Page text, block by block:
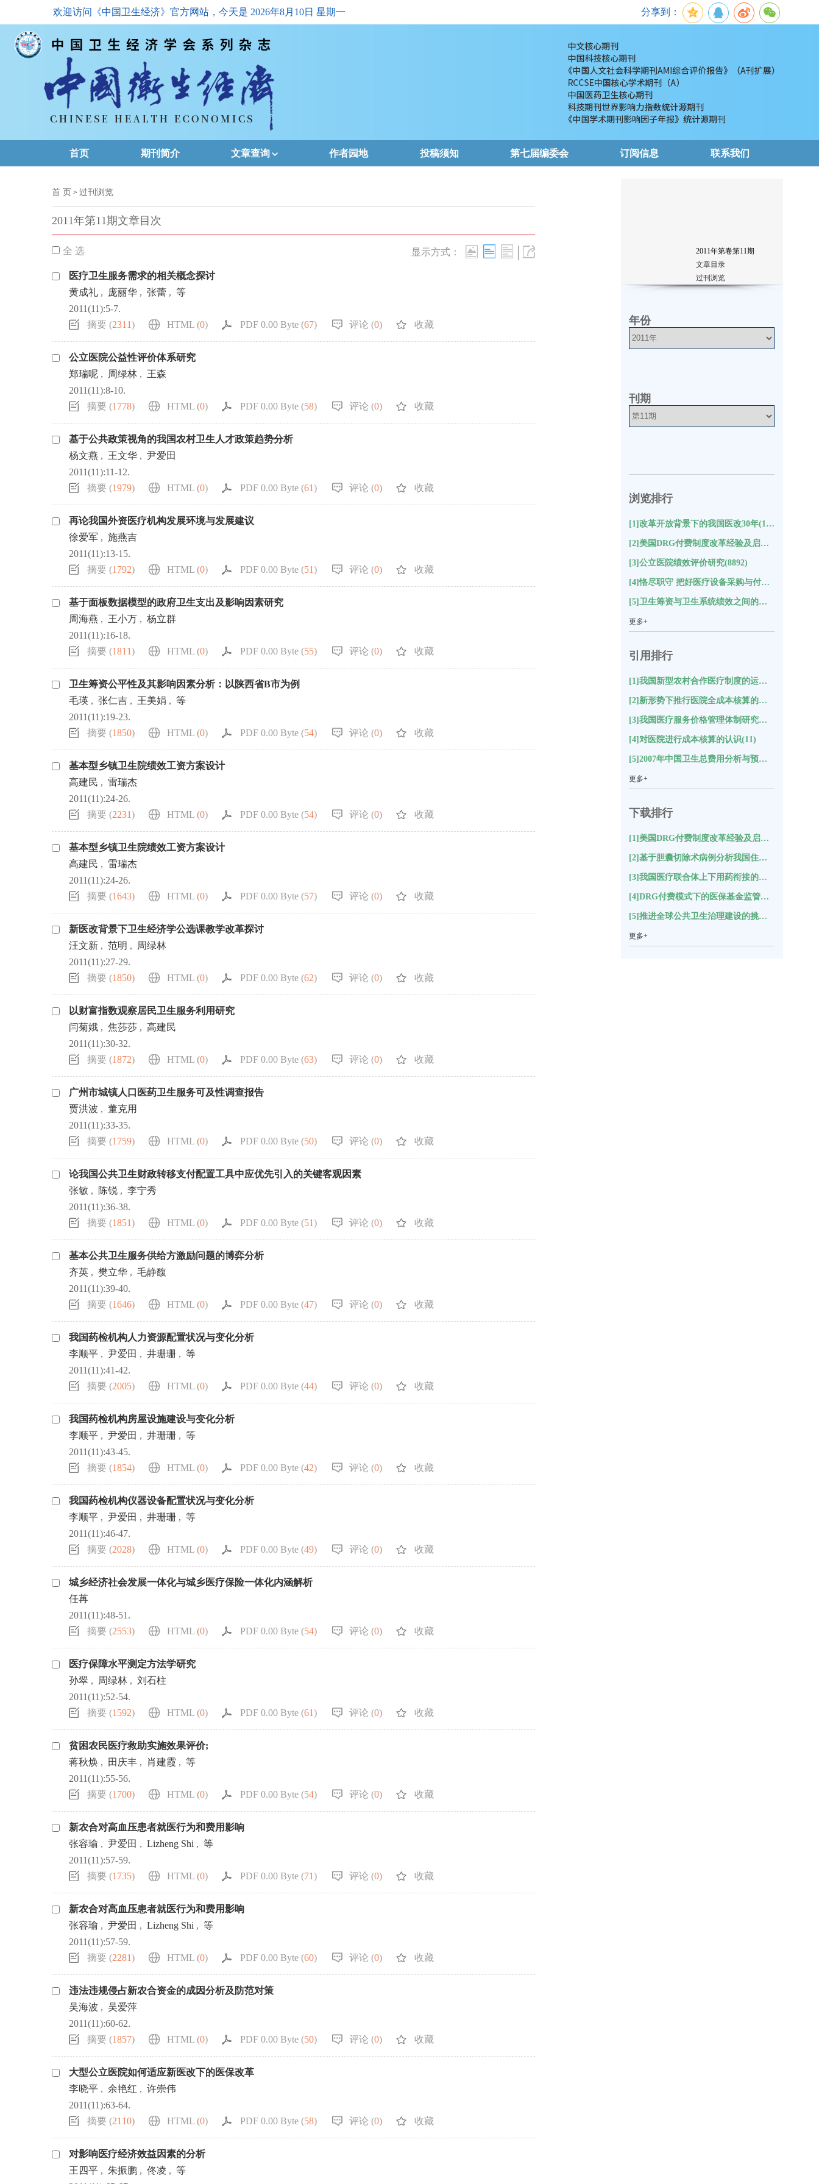
欢迎访问《中国卫生经济》官方网站，今天是 2026年8月10日 星期一 分享到：
首页 期刊简介 文章查询
高级查询
作者园地 投稿须知 第七届编委会 订阅信息 联系我们
首 页 > 过刊浏览
2011年第11期文章目次
全 选 显示方式： |
医疗卫生服务需求的相关概念探讨
黄成礼 , 庞丽华 , 张蕾 , 等
2011(11):5-7.
摘要 (2311) HTML (0) PDF 0.00 Byte (67) 评论 (0) 收藏
公立医院公益性评价体系研究
郑瑞呢 , 周绿林 , 王森
2011(11):8-10.
摘要 (1778) HTML (0) PDF 0.00 Byte (58) 评论 (0) 收藏
基于公共政策视角的我国农村卫生人才政策趋势分析
杨文燕 , 王文华 , 尹爱田
2011(11):11-12.
摘要 (1979) HTML (0) PDF 0.00 Byte (61) 评论 (0) 收藏
再论我国外资医疗机构发展环境与发展建议
徐爱军 , 施燕吉
2011(11):13-15.
摘要 (1792) HTML (0) PDF 0.00 Byte (51) 评论 (0) 收藏
基于面板数据模型的政府卫生支出及影响因素研究
周海燕 , 王小万 , 杨立群
2011(11):16-18.
摘要 (1811) HTML (0) PDF 0.00 Byte (55) 评论 (0) 收藏
卫生筹资公平性及其影响因素分析：以陕西省B市为例
毛瑛 , 张仁吉 , 王美娟 , 等
2011(11):19-23.
摘要 (1850) HTML (0) PDF 0.00 Byte (54) 评论 (0) 收藏
基本型乡镇卫生院绩效工资方案设计
高建民 , 雷瑞杰
2011(11):24-26.
摘要 (2231) HTML (0) PDF 0.00 Byte (54) 评论 (0) 收藏
基本型乡镇卫生院绩效工资方案设计
高建民 , 雷瑞杰
2011(11):24-26.
摘要 (1643) HTML (0) PDF 0.00 Byte (57) 评论 (0) 收藏
新医改背景下卫生经济学公选课教学改革探讨
汪文新 , 范明 ,
周绿林
2011(11):27-29.
摘要 (1850) HTML (0) PDF 0.00 Byte (62) 评论 (0) 收藏
以财富指数观察居民卫生服务利用研究
闫菊娥 , 焦莎莎 , 高建民
2011(11):30-32.
摘要 (1872) HTML (0) PDF 0.00 Byte (63) 评论 (0) 收藏
广州市城镇人口医药卫生服务可及性调查报告
贾洪波 , 董克用
2011(11):33-35.
摘要 (1759) HTML (0) PDF 0.00 Byte (50) 评论 (0) 收藏
论我国公共卫生财政转移支付配置工具中应优先引入的关键客观因素
张敏 , 陈锐 , 李宁秀
2011(11):36-38.
摘要 (1851) HTML (0) PDF 0.00 Byte (51) 评论 (0) 收藏
基本公共卫生服务供给方激励问题的博弈分析
齐英 , 樊立华 , 毛静馥
2011(11):39-40.
摘要 (1646) HTML (0) PDF 0.00 Byte (47) 评论 (0) 收藏
我国药检机构人力资源配置状况与变化分析
李顺平 , 尹爱田 , 井珊珊 , 等
2011(11):41-42.
摘要 (2005) HTML (0) PDF 0.00 Byte (44) 评论 (0) 收藏
我国药检机构房屋设施建设与变化分析
李顺平 , 尹爱田 , 井珊珊 , 等
2011(11):43-45.
摘要 (1854) HTML (0) PDF 0.00 Byte (42) 评论 (0) 收藏
我国药检机构仪器设备配置状况与变化分析
李顺平 , 尹爱田 , 井珊珊 , 等
2011(11):46-47.
摘要 (2028) HTML (0) PDF 0.00 Byte (49) 评论 (0) 收藏
城乡经济社会发展一体化与城乡医疗保险一体化内涵解析
任苒
2011(11):48-51.
摘要 (2553) HTML (0) PDF 0.00 Byte (54) 评论 (0) 收藏
医疗保障水平测定方法学研究
孙翠 , 周绿林 , 刘石柱
2011(11):52-54.
摘要 (1592) HTML (0) PDF 0.00 Byte (61) 评论 (0) 收藏
贫困农民医疗救助实施效果评价;
蒋秋焕 , 田庆丰 , 肖建霞 , 等
2011(11):55-56.
摘要 (1700) HTML (0) PDF 0.00 Byte (54) 评论 (0) 收藏
新农合对高血压患者就医行为和费用影响
张容瑜 , 尹爱田 , Lizheng Shi , 等
2011(11):57-59.
摘要 (1735) HTML (0) PDF 0.00 Byte (71) 评论 (0) 收藏
新农合对高血压患者就医行为和费用影响
张容瑜 , 尹爱田 , Lizheng Shi , 等
2011(11):57-59.
摘要 (2281) HTML (0) PDF 0.00 Byte (60) 评论 (0) 收藏
违法违规侵占新农合资金的成因分析及防范对策
吴海波 , 吴爱萍
2011(11):60-62.
摘要 (1857) HTML (0) PDF 0.00 Byte (50) 评论 (0) 收藏
大型公立医院如何适应新医改下的医保改革
李晓平 , 余艳红 , 许崇伟
2011(11):63-64.
摘要 (2110) HTML (0) PDF 0.00 Byte (58) 评论 (0) 收藏
对影响医疗经济效益因素的分析
王四平 , 朱振鹏 , 佟凌 , 等
2011年第卷第11期
文章目录
过刊浏览
年份
刊期
浏览排行
[1]改革开放背景下的我国医改30年(10221)
[2]美国DRG付费制度改革经验及启示(9439)
[3]公立医院绩效评价研究(8892)
[4]恪尽职守 把好医疗设备采购与付款关(8653)
[5]卫生筹资与卫生系统绩效之间的关系及对中国的启示研究(8592)
更多+
引用排行
[1]我国新型农村合作医疗制度的运行状况与评价分析(18)
[2]新形势下推行医院全成本核算的思考(17)
[3]我国医疗服务价格管理体制研究综述(12)
[4]对医院进行成本核算的认识(11)
[5]2007年中国卫生总费用分析与预测(11)
更多+
下载排行
[1]美国DRG付费制度改革经验及启示(17451)
[2]基于胆囊切除术病例分析我国住院结构变化(11150)
[3]我国医疗联合体上下用药衔接的困境分析及对策建议*(5521)
[4]DRG付费模式下的医保基金监管指标体系构建(5316)
[5]推进全球公共卫生治理建设的挑战与思考(5247)
更多+